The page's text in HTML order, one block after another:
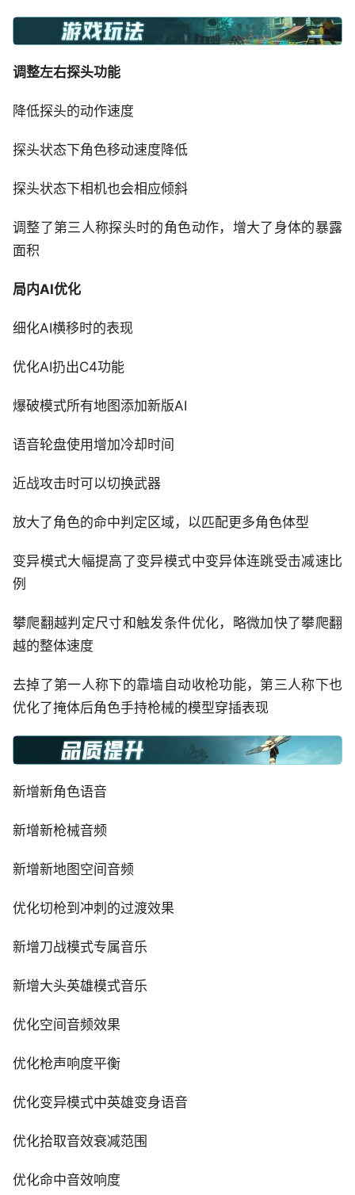
调整左右探头功能
降低探头的动作速度
探头状态下角色移动速度降低
探头状态下相机也会相应倾斜
调整了第三人称探头时的角色动作，增大了身体的暴露
面积
局内AI优化
细化AI横移时的表现
优化AI扔出C4功能
爆破模式所有地图添加新版AI
语音轮盘使用增加冷却时间
近战攻击时可以切换武器
放大了角色的命中判定区域，以匹配更多角色体型
变异模式大幅提高了变异模式中变异体连跳受击减速比
例
攀爬翻越判定尺寸和触发条件优化，略微加快了攀爬翻
越的整体速度
去掉了第一人称下的靠墙自动收枪功能，第三人称下也
优化了掩体后角色手持枪械的模型穿插表现
新增新角色语音
新增新枪械音频
新增新地图空间音频
优化切枪到冲刺的过渡效果
新增刀战模式专属音乐
新增大头英雄模式音乐
优化空间音频效果
优化枪声响度平衡
优化变异模式中英雄变身语音
优化拾取音效衰减范围
优化命中音效响度